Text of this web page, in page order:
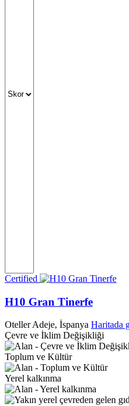
Certified
H10 Gran Tinerfe
Oteller Adeje, İspanya Haritada
Çevre ve İklim Değişikliği
Toplum ve Kültür
Yerel kalkınma